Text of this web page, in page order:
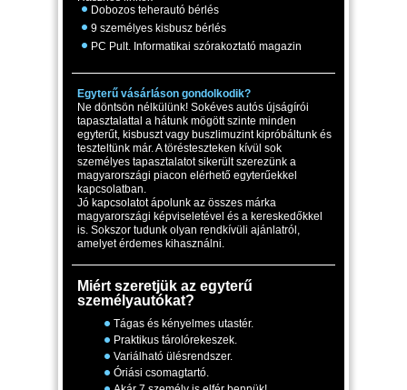
Dobozos teherautó bérlés
9 személyes kisbusz bérlés
PC Pult. Informatikai szórakoztató magazin
Egyterű vásárláson gondolkodik?
Ne döntsön nélkülünk! Sokéves autós újságírói
tapasztalattal a hátunk mögött szinte minden
egyterűt, kisbuszt vagy buszlimuzint kipróbáltunk és
teszteltünk már. A törésteszteken kívül sok
személyes tapasztalatot sikerült szerezünk a
magyarországi piacon elérhető egyterűekkel
kapcsolatban.
Jó kapcsolatot ápolunk az összes márka
magyarországi képviseletével és a kereskedőkkel
is. Sokszor tudunk olyan rendkívüli ajánlatról,
amelyet érdemes kihasználni.
Miért szeretjük az egyterű
személyautókat?
Tágas és kényelmes utastér.
Praktikus tárolórekeszek.
Variálható ülésrendszer.
Óriási csomagtartó.